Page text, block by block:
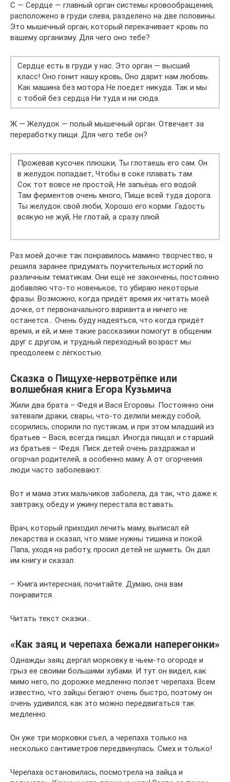
С — Сердце — главный орган системы кровообращения,
расположено в груди слева, разделено на две половины.
Это мышечный орган, который перекачивает кровь по
вашему организму. Для чего оно тебе?
Сердце есть в груди у нас. Это орган — высший
класс! Оно гонит нашу кровь, Оно дарит нам любовь.
Как машина без мотора Не поедет никуда. Так и мы
с тобой без сердца Ни туда и ни сюда.
Ж — Желудок — полый мышечный орган. Отвечает за
переработку пищи. Для чего тебе он?
Прожевав кусочек плюшки, Ты глотаешь его сам. Он
в желудок попадает, Чтобы в соке плавать там.
Сок тот вовсе не простой, Не запьёшь его водой.
Там ферментов очень много, Пище всей туда дорога.
Ты желудок свой люби, Хорошо его корми. Гадость
всякую не жуй, Не глотай, а сразу плюй.
Раз моей дочке так понравилось мамино творчество, я
решила заранее придумать поучительных историй по
различным тематикам. Они ещё не закончены, постоянно
добавляю что-то новенькое, то убираю некоторые
фразы. Возможно, когда придёт время их читать моей
дочке, от первоначального варианта и ничего не
останется… Очень буду надеяться, что когда придёт
время, и ей, и мне такие рассказики помогут в общении
друг с другом, и трудный переходный возраст мы
преодолеем с лёгкостью.
Сказка о Пищухе-нервотрёпке или
волшебная книга Егора Кузьмича
Жили два брата – Федя и Вася Егоровы. Постоянно они
затевали драки, свары, что-то делили между собой,
ссорились, спорили по пустякам, и при этом младший из
братьев – Вася, всегда пищал. Иногда пищал и старший
из братьев – Федя. Писк детей очень раздражал и
огорчал родителей, а особенно маму. А от огорчения
люди часто заболевают.
Вот и мама этих мальчиков заболела, да так, что даже к
завтраку, обеду и ужину перестала вставать.
Врач, который приходил лечить маму, выписал ей
лекарства и сказал, что маме нужны тишина и покой.
Папа, уходя на работу, просил детей не шуметь. Он дал
им книгу и сказал:
– Книга интересная, почитайте. Думаю, она вам
понравится.
Читать текст сказки…
«Как заяц и черепаха бежали наперегонки»
Однажды заяц дергал морковку в чьем-то огороде и
грыз ее своими большими зубами. И тут он видел, как
мимо него, по дорожке медленно ползет черепаха. Всем
известно, что зайцы бегают очень быстро, поэтому он
очень удивился, как это можно передвигаться так
медленно.
Он уже три морковки съел, а черепаха только на
несколько сантиметров передвинулась. Смех и только!
Черепаха остановилась, посмотрела на зайца и